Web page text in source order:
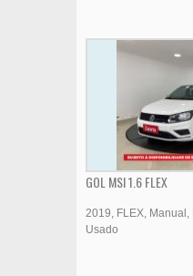
GOL MSI 1.6 FLEX
2019 FLEX Manual
Usado